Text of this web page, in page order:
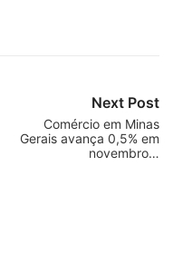
Next Post
Comércio em Minas
Gerais avança 0,5% em
novembro…